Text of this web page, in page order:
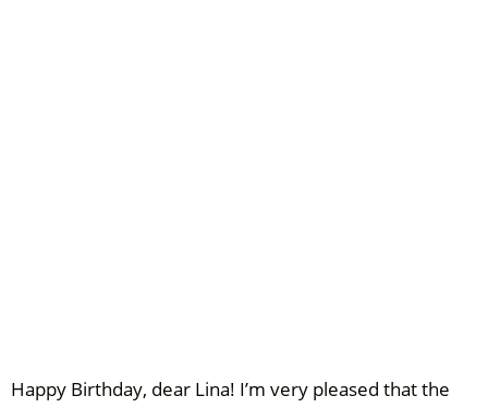
Happy Birthday, dear Lina! I’m very pleased that the